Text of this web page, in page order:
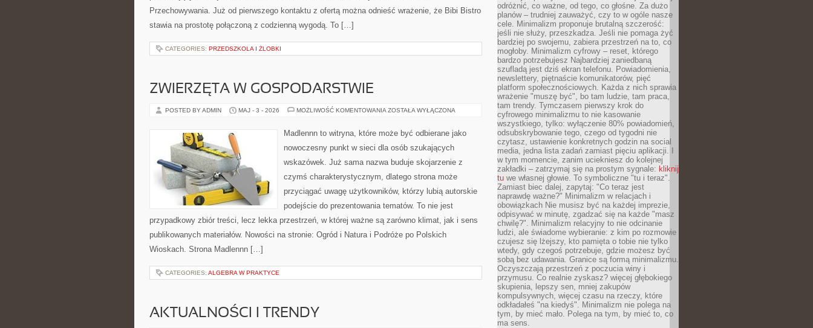
Przechowywania. Już od pierwszego kontaktu z ofertą można odnieść wrażenie, że Bibi Bistro
stawia na prostotę połączoną z codzienną wygodą. To […]
CATEGORIES: PRZEDSZKOLA I ŻLOBKI
ZWIERZĘTA W GOSPODARSTWIE
POSTED BY ADMIN MAJ - 3 - 2026 MOŻLIWOŚĆ KOMENTOWANIA ZWIERZĘTA
ZOSTAŁA WYŁĄCZONA
Madlennn to witryna, które może być odbierane jako
nowoczesny punkt w sieci dla osób szukających
wskazówek. Już sama nazwa buduje skojarzenie z
czymś charakterystycznym, dlatego strona może
przyciągać uwagę użytkowników, którzy lubią autorskie
podejście do prezentowania tematów. To nie jest
przypadkowy zbiór treści, lecz lekka przestrzeń, w której ważne są zarówno klimat, jak i sens
publikowanych materiałów. Nowości na stronie: Ogród i Natura i Podróże po Polskich
Wioskach. Strona Madlennn […]
CATEGORIES: ALGEBRA W PRAKTYCE
AKTUALNOŚCI I TRENDY
odróżnić, co ważne, od tego, co głośne. Za dużo
planów – trudniej zauważyć, czy to w ogóle nasze
cele. Minimalizm proponuje brutalną szczerość:
jeśli nie służy, przeszkadza. Jeśli nie pomaga żyć
bardziej po swojemu, zabiera przestrzeń na to, co
mogłoby. Minimalizm cyfrowy – reset, którego
bardzo potrzebujesz Najbardziej zaniedbaną
szufladą jest dziś ekran telefonu. Powiadomienia,
newslettery, piętnaście komunikatorów, pięć
platform społecznościowych. Każda z nich sprawia
wrażenie "muszę być", bo tam ludzie, tam praca,
tam trendy. Tymczasem pierwszy krok do
cyfrowego minimalizmu to nie kasowanie
wszystkiego, tylko: wyłączenie 80% powiadomień,
odsubskrybowanie tego, czego od tygodni nie
czytasz, ustawienie konkretnych godzin na social
media, jedna lista zadań zamiast pięciu aplikacji. I
w tym momencie, zanim uciekniesz do kolejnej
zakładki – zatrzymaj się na prostym sygnale: kliknij
tu we własnej głowie. To symboliczne "tu i teraz".
Zamiast biec dalej, zapytaj: "Co teraz jest
naprawdę ważne?" Minimalizm w relacjach i
obowiązkach Nie musisz być na każdej imprezie,
odpisywać w minutę, zgadzać się na każde "masz
chwilę?". Minimalizm relacyjny to nie odcinanie
ludzi, ale świadome wybieranie: z kim po rozmowie
czujesz się lżejszy, kto pamięta o tobie nie tylko
wtedy, gdy czegoś potrzebuje, gdzie możesz być
sobą bez udawania. Granice są formą minimalizmu.
Oczyszczają przestrzeń z poczucia winy i
przymusu. Co realnie zyskasz? więcej głębokiego
skupienia, lepszy sen, mniej zakupów
kompulsywnych, więcej czasu na rzeczy, które
odkładałeś "na kiedyś". Minimalizm nie polega na
tym, by mieć mało. Polega na tym, by mieć to, co
ma sens.